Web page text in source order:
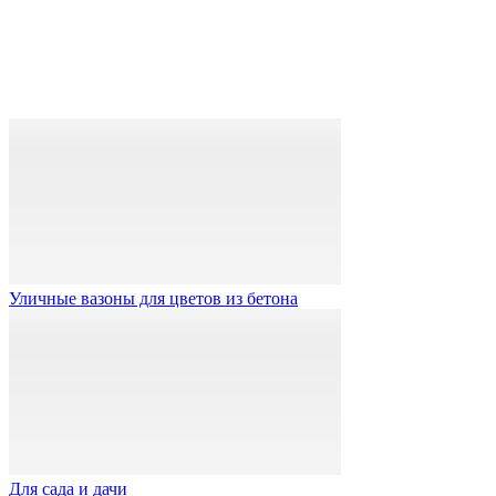
Уличные вазоны для цветов из бетона
Для сада и дачи